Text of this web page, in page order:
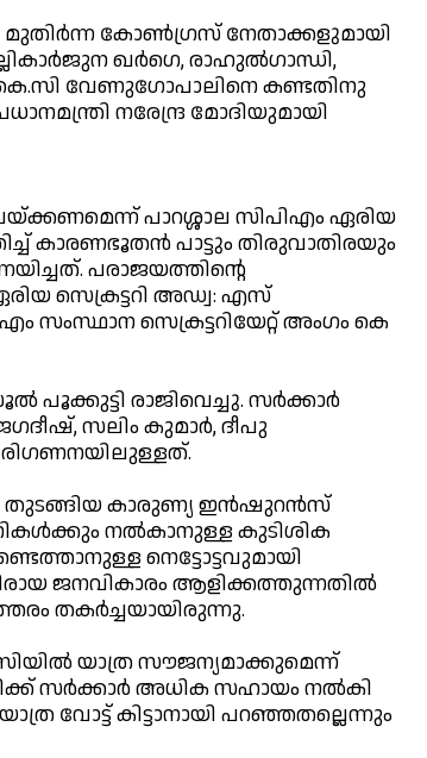
മുതിര്‍ന്ന കോണ്‍ഗ്രസ് നേതാക്കളുമായി
ഖര്‍ഗെ, രാഹുല്‍ഗാന്ധി,
കെ.സി വേണുഗോപാലിനെ കണ്ടതിനു
നരേന്ദ്ര മോദിയുമായി
പാറശ്ശാല സിപിഎം ഏരിയ
കാരണഭൂതന്‍ പാട്ടും തിരുവാതിരയും
പരാജയത്തിന്റെ
സെക്രട്ടറി അഡ്വ: എസ്
സംസ്ഥാന സെക്രട്ടറിയേറ്റ് അംഗം കെ
പൂക്കുട്ടി രാജിവെച്ചു. സര്‍ക്കാര്‍
സലിം കുമാര്‍, ദീപു
തുടങ്ങിയ കാരുണ്യ ഇന്‍ഷുറന്‍സ്
നല്‍കാനുള്ള കുടിശിക
നെട്ടോട്ടവുമായി
ജനവികാരം ആളിക്കത്തുന്നതില്‍
തകര്‍ച്ചയായിരുന്നു.
യാത്ര സൗജന്യമാക്കുമെന്ന്
സര്‍ക്കാര്‍ അധിക സഹായം നല്‍കി
വോട്ട് കിട്ടാനായി പറഞ്ഞതല്ലെന്നും